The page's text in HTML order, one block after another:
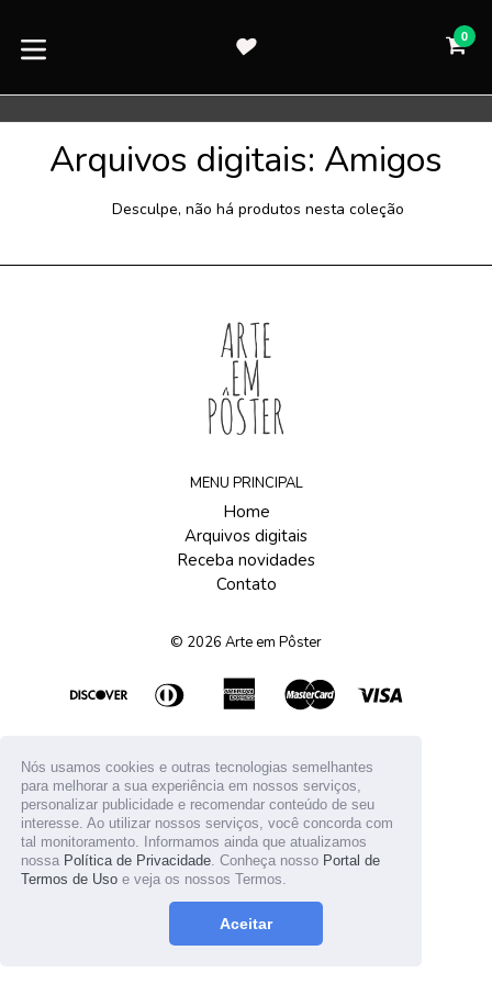
Nós usamos cookies e outras tecnologias semelhantes
para melhorar a sua experiência em nossos serviços,
personalizar publicidade e recomendar conteúdo de seu
interesse. Ao utilizar nossos serviços, você concorda com
tal monitoramento. Informamos ainda que atualizamos
nossa Política de Privacidade . Conheça nosso Portal de
Termos de Uso e veja os nossos Termos.
Aceitar
para
0
Arquivos digitais: Amigos
Desculpe, não há produtos nesta coleção
MENU PRINCIPAL
Home
Arquivos digitais
Receba novidades
Contato
© 2026 Arte em Pôster